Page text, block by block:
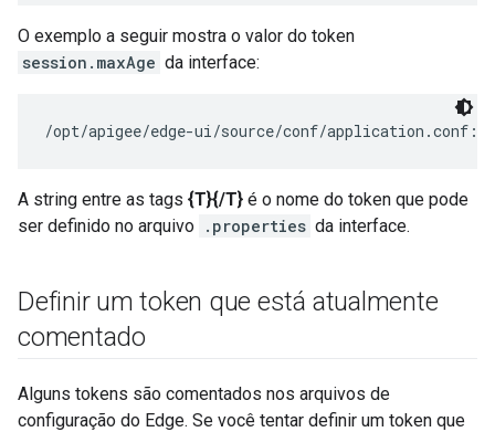
O exemplo a seguir mostra o valor do token
session.maxAge da interface:
/opt/apigee/edge-ui/source/conf/
A string entre as tags {T}{/T} é o nome do token que pode
ser definido no arquivo .properties da interface.
Definir um token que está atualmente
comentado
Alguns tokens são comentados nos arquivos de
configuração do Edge. Se você tentar definir um token que